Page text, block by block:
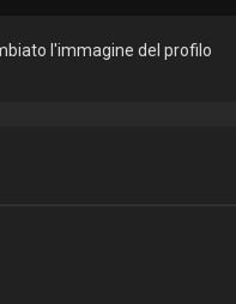
l'immagine del profilo